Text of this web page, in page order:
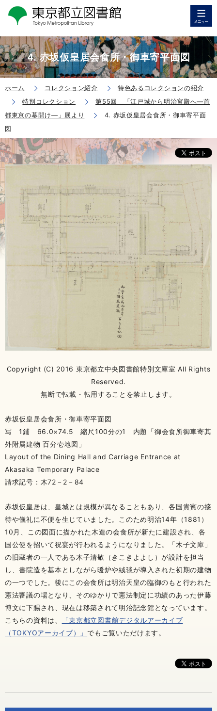
4. 赤坂仮皇居会食所・御車寄平面図
ホーム コレクション紹介
特色あるコレクションの紹介
特別コレクション
第55回 「江戸城から明治宮殿へ―首
都東京の幕開け―」展より
4. 赤坂仮皇居会食所・御車寄平面
図
Copyright (C) 2016 東京都立中央図書館特別文庫室 All Rights
Reserved.
無断で転載・転用することを禁止します。
赤坂仮皇居会食所・御車寄平面図
写 1鋪 66.0×74.5 縮尺100分の1 内題「御会食所御車寄其
外附属建物 百分壱地図」
Layout of the Dining Hall and Carriage Entrance at
Akasaka Temporary Palace
請求記号：木72－2－84
赤坂仮皇居は、皇城とは規模が異なることもあり、各国貴賓の接
待や儀礼に不便を生じていました。このため明治14年（1881）
10月、この図面に描かれた木造の会食所が新たに建設され、各
国公使を招いて祝宴が行われるようになりました。「木子文庫」
の旧蔵者の一人である木子清敬（きこきよよし）が設計を担当
し、書院造を基本としながら暖炉や絨毯が導入された初期の建物
の一つでした。後にこの会食所は明治天皇の臨御のもと行われた
憲法審議の場となり、そのゆかりで憲法制定に功績のあった伊藤
博文に下賜され、現在は移築されて明治記念館となっています。
こちらの資料は、
「東京都立図書館デジタルアーカイブ
（TOKYOアーカイブ）」 でもご覧いただけます。